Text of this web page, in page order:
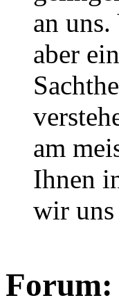
an
aber
am
Ihnen
wir uns
Forum: